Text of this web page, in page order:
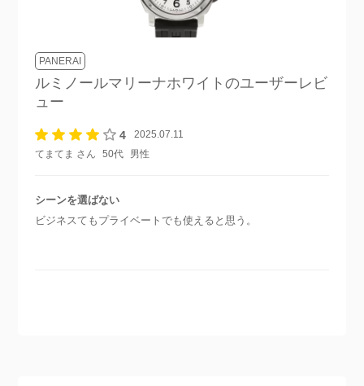
PANERAI
ルミノールマリーナホワイト のユーザーレビ
ュー
4
2025.07.11
てまてま さん
50代 男性
シーンを選ばない
ビジネスてもプライベートでも使えると思う。